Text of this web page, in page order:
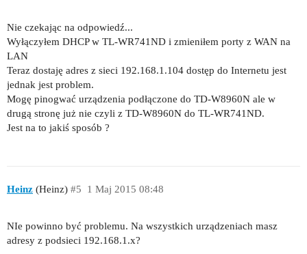
Nie czekając na odpowiedź...
Wyłączyłem DHCP w TL-WR741ND i zmieniłem porty z WAN na
LAN
Teraz dostaję adres z sieci 192.168.1.104 dostęp do Internetu jest
jednak jest problem.
Mogę pinogwać urządzenia podłączone do TD-W8960N ale w
drugą stronę już nie czyli z TD-W8960N do TL-WR741ND.
Jest na to jakiś sposób ?
Heinz (Heinz) 1 Maj 2015 08:48
#5
NIe powinno być problemu. Na wszystkich urządzeniach masz
adresy z podsieci 192.168.1.x?